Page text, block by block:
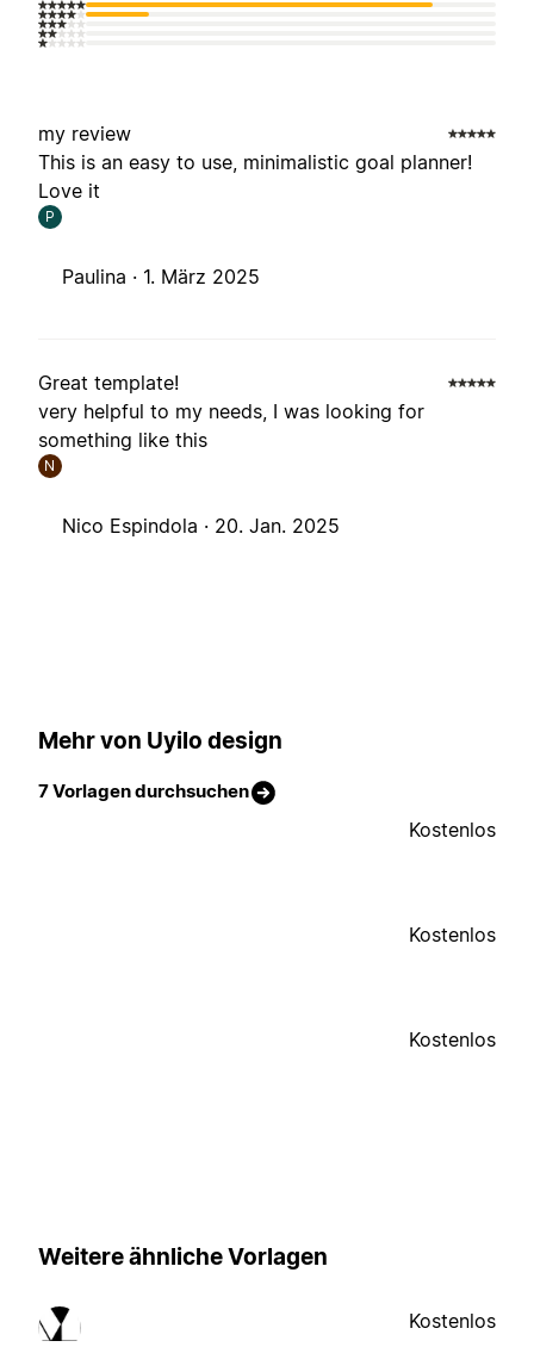
my review
This is an easy to use, minimalistic goal planner!
Love it
P
Paulina · 1. März 2025
Great template!
very helpful to my needs, I was looking for
something like this
N
Nico Espindola · 20. Jan. 2025
Mehr von Uyilo design
7 Vorlagen durchsuchen
Kostenlos
Kostenlos
Kostenlos
Weitere ähnliche Vorlagen
Kostenlos